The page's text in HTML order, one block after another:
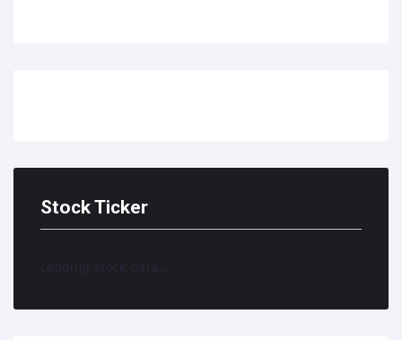
Stock Ticker
Loading stock data...